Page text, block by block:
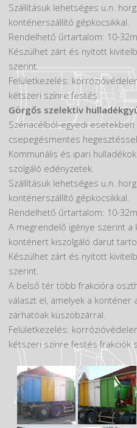
Kapcsolat
Hirdetések
Szállításuk lehetséges u.n.
konténerszállító gépkocsikkal.
Rendelhető űrtartalom: 10-
Készülhet zárt és nyitott
szerint.
Felületkezelés:
kétszeri színre festés
Görgős szelektív
Szénacélból-egyedi
csepegésmentes
Kommunális és ipari
szolgáló edényzetek.
Szállításuk lehetséges u.n.
konténerszállító gépkocsikkal.
Rendelhető űrtartalom: 10-
A megrendelő igénye szerint
konténert kiszolgáló darut
Készülhet zárt és nyitott
szerint.
A belső tér több frakcióra
választ el, amelyek a konténer
zárhatóak küszöbzárral.
Felületkezelés:
kétszeri színre festés frakciók